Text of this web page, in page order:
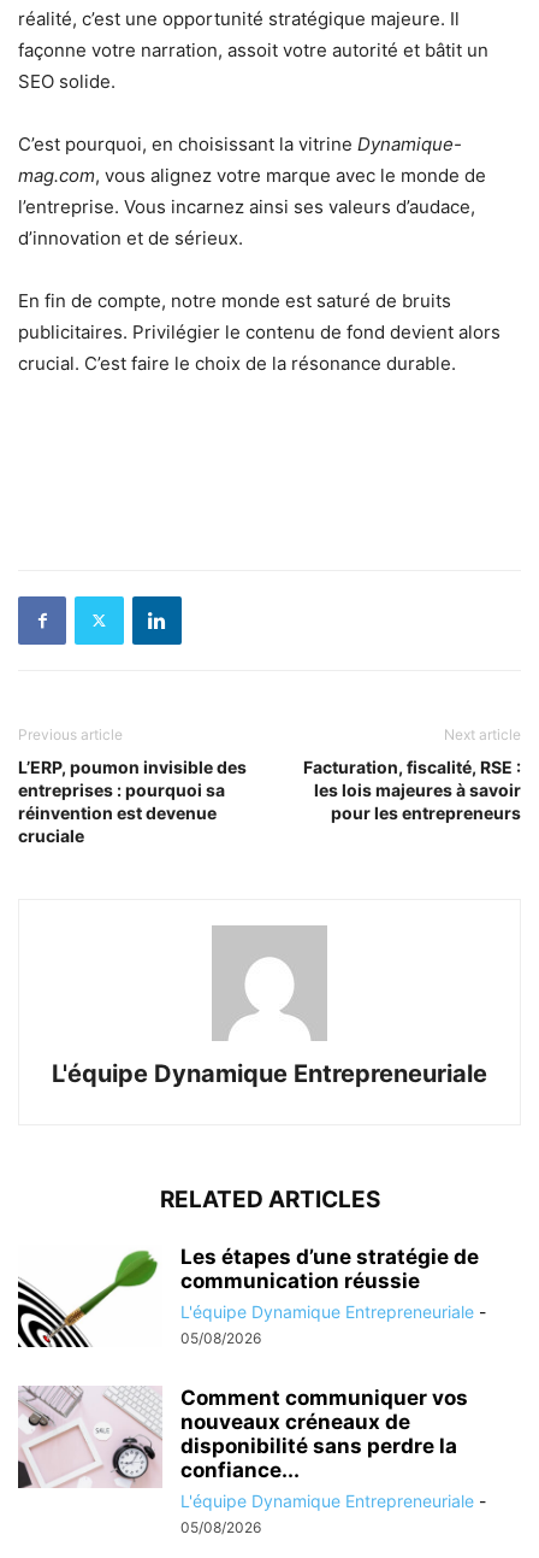
réalité, c’est une opportunité stratégique majeure. Il
façonne votre narration, assoit votre autorité et bâtit un
SEO solide.
C’est pourquoi, en choisissant la vitrine Dynamique-
mag.com, vous alignez votre marque avec le monde de
l’entreprise. Vous incarnez ainsi ses valeurs d’audace,
d’innovation et de sérieux.
En fin de compte, notre monde est saturé de bruits
publicitaires. Privilégier le contenu de fond devient alors
crucial. C’est faire le choix de la résonance durable.
Previous article
L’ERP, poumon invisible des
entreprises : pourquoi sa
réinvention est devenue
cruciale
Next article
Facturation, fiscalité, RSE :
les lois majeures à savoir
pour les entrepreneurs
L'équipe Dynamique Entrepreneuriale
RELATED ARTICLES
Les étapes d’une stratégie de
communication réussie
L'équipe Dynamique Entrepreneuriale -
05/08/2026
Comment communiquer vos
nouveaux créneaux de
disponibilité sans perdre la
confiance...
L'équipe Dynamique Entrepreneuriale -
05/08/2026